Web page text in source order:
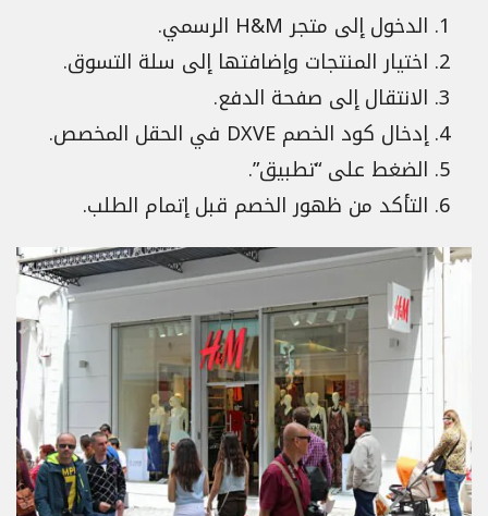
الدخول إلى متجر H&M الرسمي.
اختيار المنتجات وإضافتها إلى سلة التسوق.
الانتقال إلى صفحة الدفع.
إدخال كود الخصم DXVE في الحقل المخصص.
الضغط على “تطبيق”.
التأكد من ظهور الخصم قبل إتمام الطلب.